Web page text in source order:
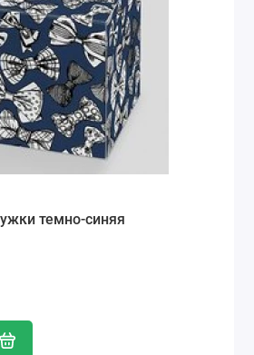
темно-синяя